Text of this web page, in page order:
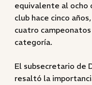
equivalente al ocho
club hace cinco
cuatro
categoría.
El subsecretario de
resaltó la